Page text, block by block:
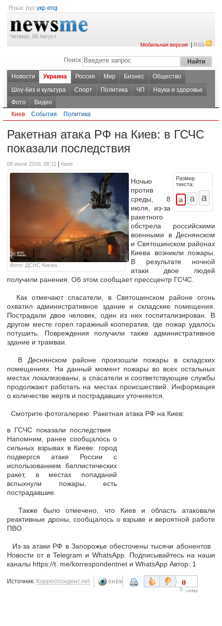
Язык: рус укр eng
Четверг, 06 Август
Мобильная версия|RSS
Поиск
Новости Украина Россия Мир Бизнес
Общество
Шоу-биз и культура
Спорт Политика ЧП
Наука и здоровье
Фото
Видео
Киев
События Политика
Ракетная атака РФ на Киев: в ГСЧС
показали последствия
08 июля 2026, 08:11 Киев
Фото: ДСНС Києва
Размер
текста:
Ночью
против
среды, 8
июля, из-за
ракетного
обстрела российскими
военными в Деснянском
и Святошинском районах
Киева возникли пожары.
В результате ночной
атаки двое людей
получили ранения. Об этом сообщает прессцентр ГСЧС.
Как отмечают спасатели, в Святошинском районе огонь
охватил административное здание и складские помещения.
Пострадали двое человек, один из них госпитализирован. В
другом месте горел гаражный кооператив, где пожар удалось
потушить. Повреждения получили также административное
здание и трамваи.
В Деснянском районе произошли пожары в складских
помещениях. На данный момент пожары во всех остальных
местах локализованы, а спасатели и соответствующие службы
продолжают работать на местах происшествий. Информация
о количестве жертв и пострадавших уточняется.
Cмотрите фотогалерею: Ракетная атака РФ на Киев:
в ГСЧС показали последствия
Напомним, ранее сообщалось о
сильных взрывах в Киеве: город
подвергся атаке России с
использованием баллистических
ракет, в местах попаданий
вспыхнули пожары, есть
пострадавшие.
Также было отмечено, что Киев и область атаковали
реактивные дроны, сообщалось о взрыве и вероятной работе
ПВО.
Из-за атаки РФ в Запорожье обесточены тысячи абонентов
Новости от в Telegram и WhatsApp. Подписывайтесь на наши
каналы https://t. me/korrespondentnet и WhatsApp Автор: 1
Источник: Корреспондент.net 0
0